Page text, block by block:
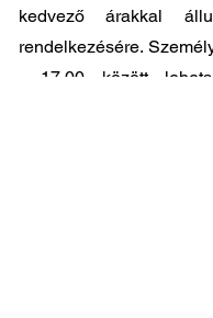
kedvező árakkal
rendelkezésére.
- 17.00 között